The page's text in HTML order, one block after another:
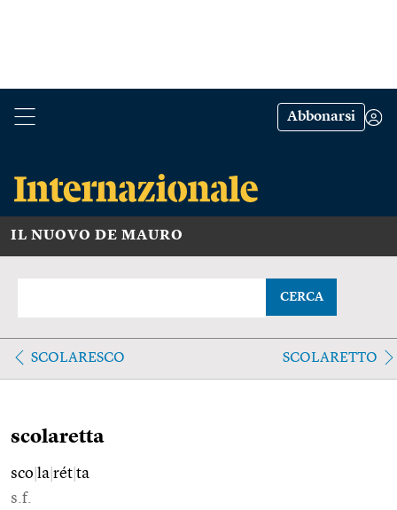
Abbonarsi
IL NUOVO DE MAURO
CERCA
SCOLARESCO SCOLARETTO
scolaretta
sco la rét ta
s.f.